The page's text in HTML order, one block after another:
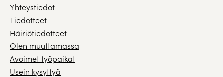
Yhteystiedot
Tiedotteet
Häiriötiedotteet
Olen muuttamassa
Avoimet työpaikat
Usein kysyttyä